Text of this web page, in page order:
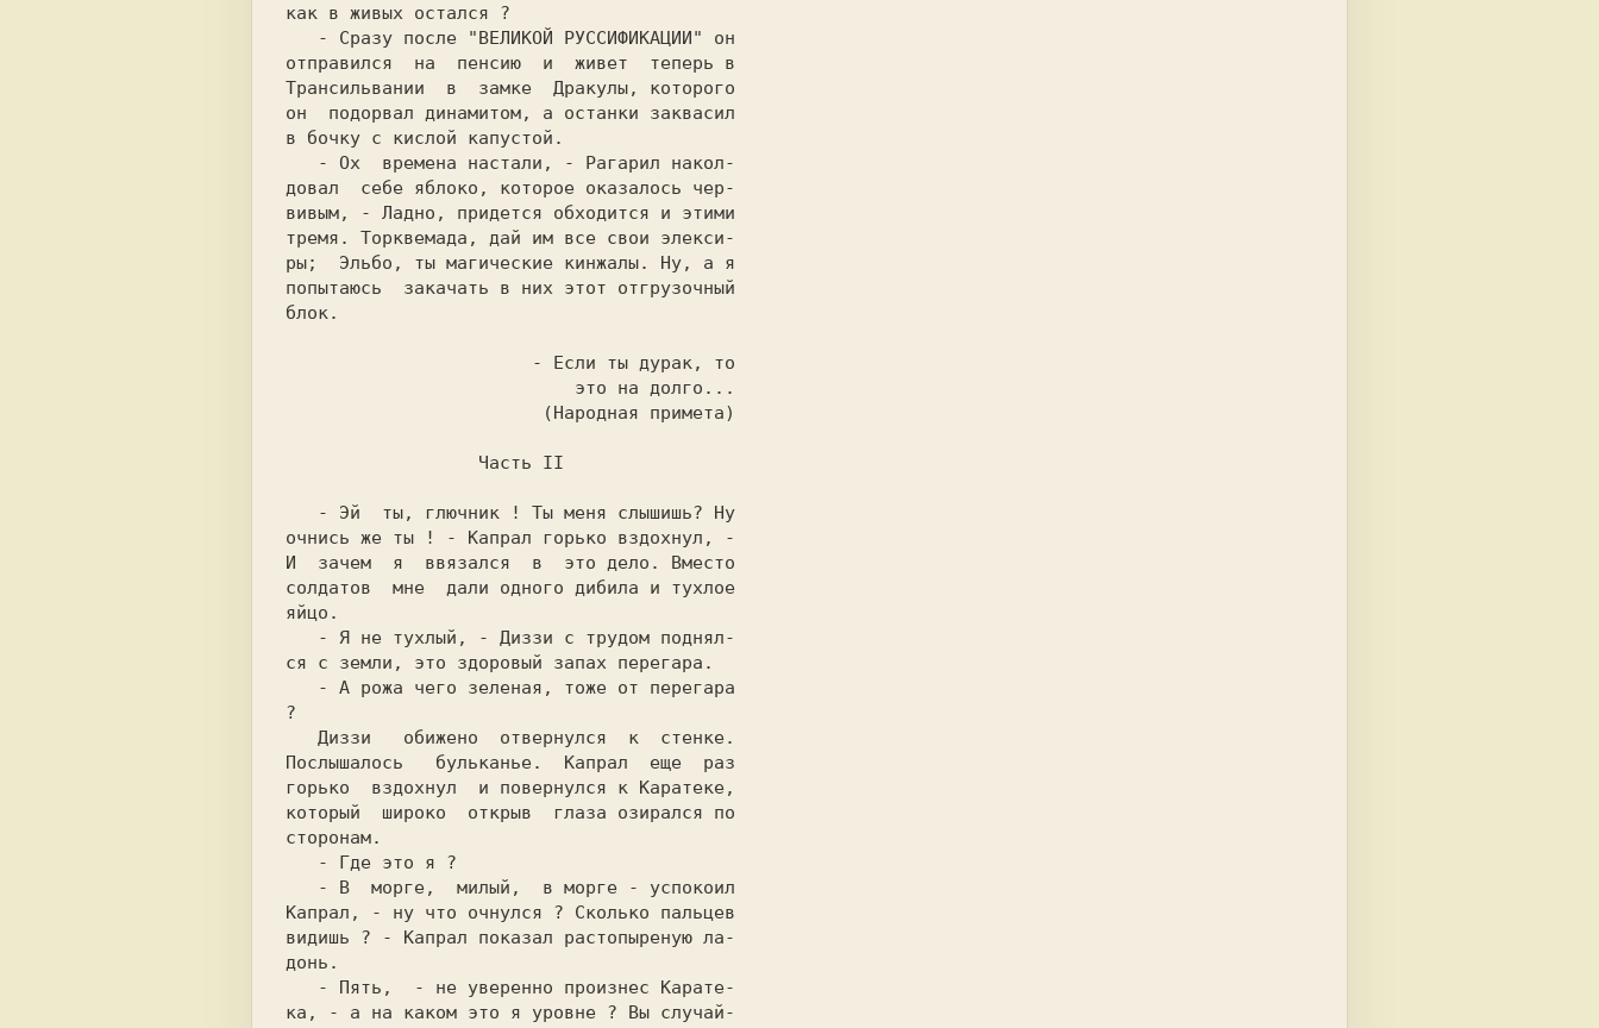
как в живых остался ?
отправился  на  пенсию  и  живет  теперь в
Трансильвании  в  замке  Дракулы, которого
он  подорвал динамитом, а останки заквасил
в бочку с кислой капустой.
довал  себе яблоко, которое оказалось чер-
вивым, - Ладно, придется обходится и этими
тремя. Торквемада, дай им все свои элекси-
ры;  Эльбо, ты магические кинжалы. Ну, а я
блок.
очнись же ты ! - Капрал горько вздохнул, -
И  зачем  я  ввязался  в  это дело. Вместо
солдатов  мне  дали одного дибила и тухлое
яйцо.
ся с земли, это здоровый запах перегара.
?
Послышалось   бульканье.  Капрал  еще  раз
горько  вздохнул  и повернулся к Каратеке,
который  широко  открыв  глаза озирался по
сторонам.
Капрал, - ну что очнулся ? Сколько пальцев
видишь ? - Капрал показал растопыреную ла-
донь.
ка, - а на каком это я уровне ? Вы случай-